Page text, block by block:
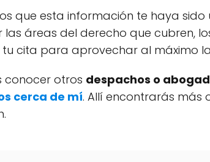
que esta información te haya
las áreas del derecho que cubren,
cita para aprovechar al máximo
conocer otros despachos o
cerca de mí. Allí encontrarás más